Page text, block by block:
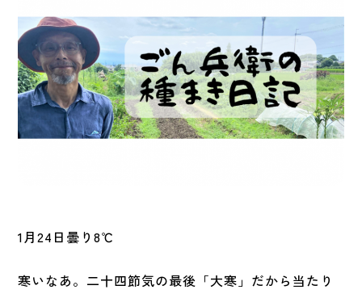
1月24日曇り8℃
寒いなあ。二十四節気の最後「大寒」だから当たり